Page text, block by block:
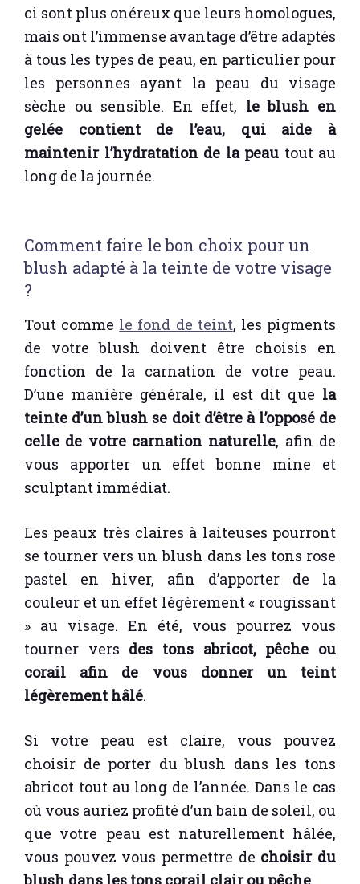
ci sont plus onéreux que leurs homologues,
mais ont l’immense avantage d’être adaptés
à tous les types de peau, en particulier pour
les personnes ayant la peau du visage
sèche ou sensible. En effet, le blush en
gelée contient de l’eau, qui aide à
maintenir l’hydratation de la peau tout au
long de la journée.
Comment faire le bon choix pour un
blush adapté à la teinte de votre visage
?
Tout comme le fond de teint, les pigments
de votre blush doivent être choisis en
fonction de la carnation de votre peau.
D’une manière générale, il est dit que la
teinte d’un blush se doit d’être à l’opposé de
celle de votre carnation naturelle, afin de
vous apporter un effet bonne mine et
sculptant immédiat.
Les peaux très claires à laiteuses pourront
se tourner vers un blush dans les tons rose
pastel en hiver, afin d’apporter de la
couleur et un effet légèrement « rougissant
» au visage. En été, vous pourrez vous
tourner vers des tons abricot, pêche ou
corail afin de vous donner un teint
légèrement hâlé.
Si votre peau est claire, vous pouvez
choisir de porter du blush dans les tons
abricot tout au long de l’année. Dans le cas
où vous auriez profité d’un bain de soleil, ou
que votre peau est naturellement hâlée,
vous pouvez vous permettre de choisir du
blush dans les tons corail clair ou pêche